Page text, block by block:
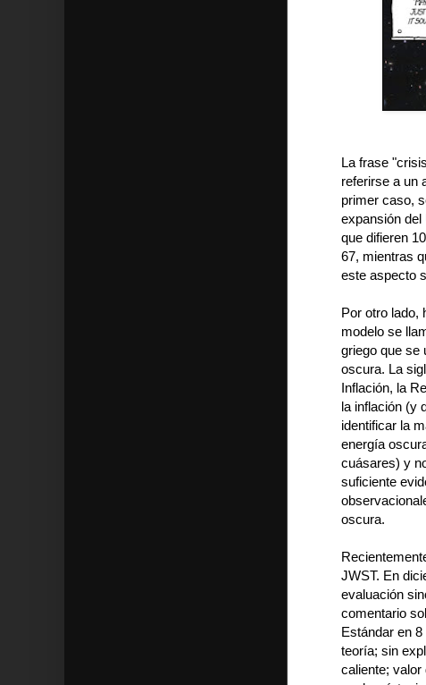
La frase
referirse a un
primer caso,
expansión
que difieren
67, mientras
este aspecto
Por otro lado,
modelo se
griego que se
oscura. La
Inflación, la
la inflación (y
identificar la
energía
cuásares) y
suficiente
oscura.
JWST. En
evaluación
comentario
Estándar en
teoría; sin
caliente; valor